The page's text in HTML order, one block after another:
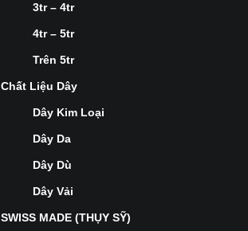
3tr – 4tr
4tr – 5tr
Trên 5tr
Chất Liệu Dây
Dây Kim Loại
Dây Da
Dây Dù
Dây Vải
SWISS MADE (THỤY SỸ)